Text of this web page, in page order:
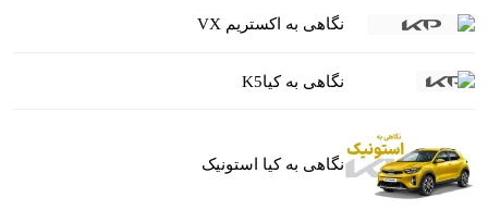
نگاهی به اکستریم VX
نگاهی به کیاK5
نگاهی به کیا استونیک